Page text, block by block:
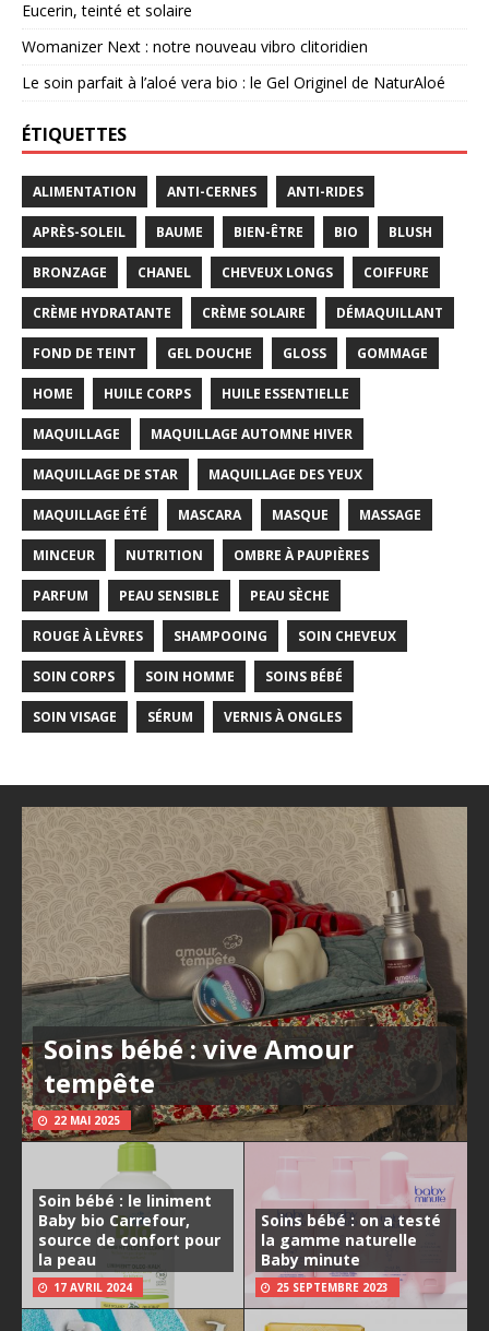
Eucerin, teinté et solaire
Womanizer Next : notre nouveau vibro clitoridien
Le soin parfait à l’aloé vera bio : le Gel Originel de NaturAloé
ÉTIQUETTES
ALIMENTATION ANTI-CERNES ANTI-RIDES
APRÈS-SOLEIL BAUME BIEN-ÊTRE BIO BLUSH
BRONZAGE CHANEL CHEVEUX LONGS COIFFURE
CRÈME HYDRATANTE CRÈME SOLAIRE DÉMAQUILLANT
FOND DE TEINT GEL DOUCHE GLOSS GOMMAGE
HOME HUILE CORPS HUILE ESSENTIELLE
MAQUILLAGE MAQUILLAGE AUTOMNE HIVER
MAQUILLAGE DE STAR MAQUILLAGE DES YEUX
MAQUILLAGE ÉTÉ MASCARA MASQUE MASSAGE
MINCEUR NUTRITION OMBRE À PAUPIÈRES
PARFUM PEAU SENSIBLE PEAU SÈCHE
ROUGE À LÈVRES SHAMPOOING SOIN CHEVEUX
SOIN CORPS SOIN HOMME SOINS BÉBÉ
SOIN VISAGE SÉRUM VERNIS À ONGLES
Soins bébé : vive Amour
tempête
22 MAI 2025
Soin bébé : le liniment
Baby bio Carrefour,
source de confort pour
la peau
17 AVRIL 2024
Soins bébé : on a testé
la gamme naturelle
Baby minute
25 SEPTEMBRE 2023